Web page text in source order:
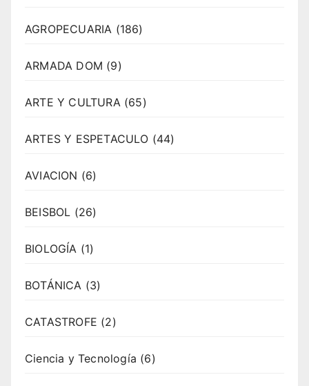
AGROPECUARIA (186)
ARMADA DOM (9)
ARTE Y CULTURA (65)
ARTES Y ESPETACULO (44)
AVIACION (6)
BEISBOL (26)
BIOLOGÍA (1)
BOTÁNICA (3)
CATASTROFE (2)
Ciencia y Tecnología (6)